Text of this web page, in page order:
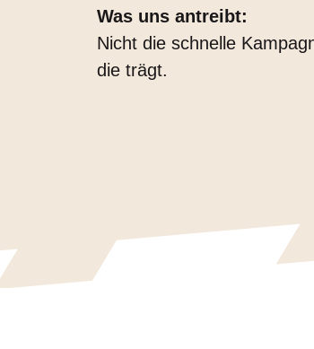
Was uns antreibt:
Nicht die schnelle
die trägt.